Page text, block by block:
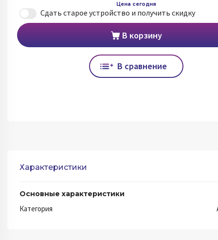
Цена сегодня
Сдать старое устройство и получить скидку
В корзину
В сравнение
Характеристики
Основные характеристики
Категория